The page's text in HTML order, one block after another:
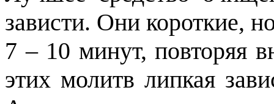
зависти. Они короткие,
7 – 10 минут, повторяя
этих молитв липкая